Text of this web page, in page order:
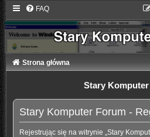
FAQ
Strona główna
Stary
Stary Komputer Forum -
Rejestrując się na witrynie „Stary